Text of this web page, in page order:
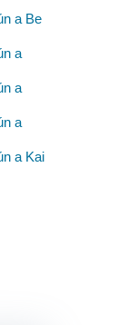
a Be
a
a
a
a Kai